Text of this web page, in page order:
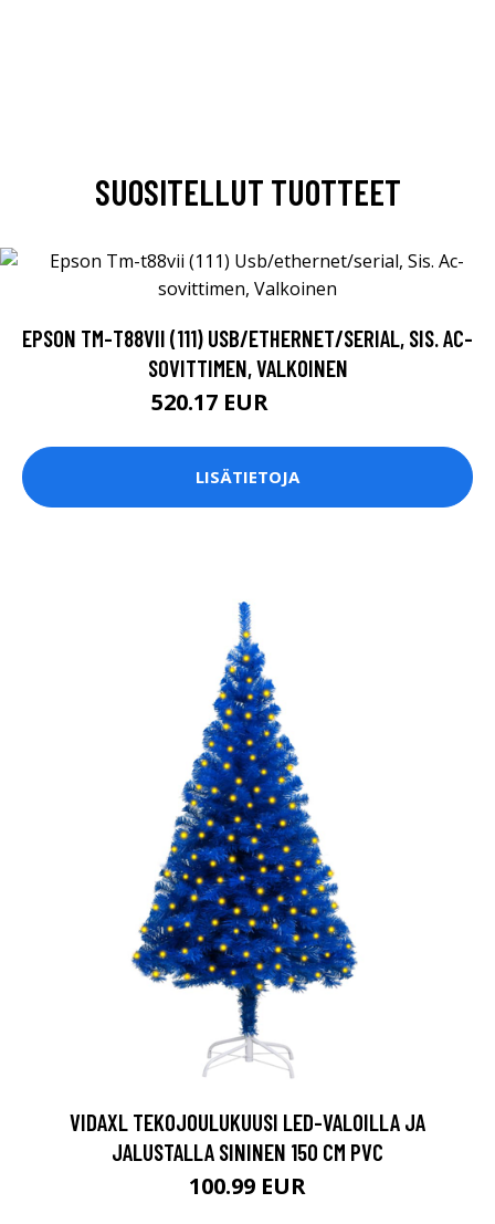
SUOSITELLUT TUOTTEET
EPSON TM-T88VII (111) USB/ETHERNET/SERIAL, SIS. AC-
SOVITTIMEN, VALKOINEN
520.17 EUR
LISÄTIETOJA
VIDAXL TEKOJOULUKUUSI LED-VALOILLA JA
JALUSTALLA SININEN 150 CM PVC
100.99 EUR